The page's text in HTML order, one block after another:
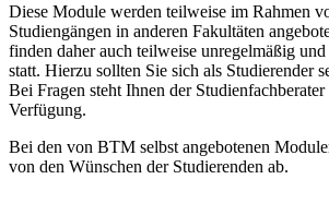
Diese Module werden teilweise im Rahmen
Studiengängen in anderen Fakultäten
finden daher auch teilweise unregelmäßig und
statt. Hierzu sollten Sie sich als Studierender
Bei Fragen steht Ihnen der
Verfügung.
Bei den von BTM selbst angebotenen
von den Wünschen der Studierenden ab.